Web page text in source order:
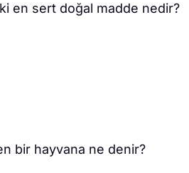
en sert doğal madde nedir?
bir hayvana ne denir?